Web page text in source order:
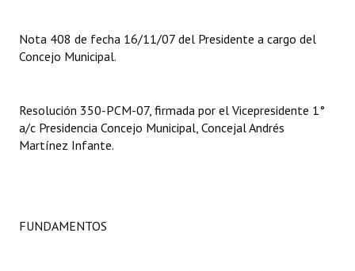
Informes de Unidad Coordinadora
Actas de Audiencias Públicas
Declaraciones
Nota 408 de fecha 16/11/07 del Presidente a cargo del
Concejo Municipal.
Resolución 350-PCM-07, firmada por el Vicepresidente 1°
a/c Presidencia Concejo Municipal, Concejal Andrés
Martínez Infante.
FUNDAMENTOS